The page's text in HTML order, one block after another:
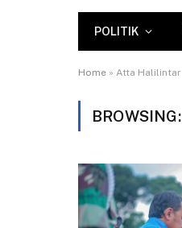
POLITIK
Home » Atta Halilintar
BROWSING: